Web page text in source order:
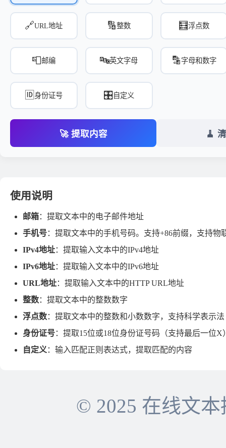
🔗URL地址 🔢整数 🧮浮点数
📮邮编 🔤英文字母 🔡字母和数字
🆔 身份证号 🎛️自定义
🚀 提取内容 🧹
使用说明
邮箱：提取文本中的电子邮件地址
手机号：提取文本中的手机号码。支持+86前缀，支持物
IPv4地址：提取输入文本中的IPv4地址
IPv6地址：提取输入文本中的IPv6地址
URL地址：提取输入文本中的HTTP URL地址
整数：提取文本中的整数数字
浮点数：提取文本中的整数和小数数字，支持科学表示法
身份证号：提取15位或18位身份证号码（支持最后一位X
自定义 ：输入匹配正则表达式，提取匹配的内容
© 2025 在线文